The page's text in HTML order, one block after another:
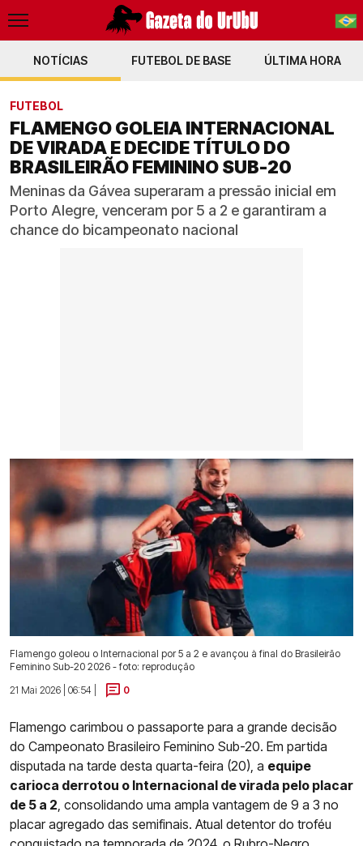
PT-BR
NOTÍCIAS FUTEBOL DE BASE ÚLTIMA HORA
FUTEBOL
FLAMENGO GOLEIA INTERNACIONAL
DE VIRADA E DECIDE TÍTULO DO
BRASILEIRÃO FEMININO SUB-20
Meninas da Gávea superaram a pressão inicial em
Porto Alegre, venceram por 5 a 2 e garantiram a
chance do bicampeonato nacional
Flamengo goleou o Internacional por 5 a 2 e avançou à final do Brasileirão
Feminino Sub-20 2026 - foto: reprodução
21 Mai 2026 | 06:54 |
0
Flamengo carimbou o passaporte para a grande decisão
do Campeonato Brasileiro Feminino Sub-20. Em partida
disputada na tarde desta quarta-feira (20), a equipe
carioca derrotou o Internacional de virada pelo placar
de 5 a 2, consolidando uma ampla vantagem de 9 a 3 no
placar agregado das semifinais. Atual detentor do troféu